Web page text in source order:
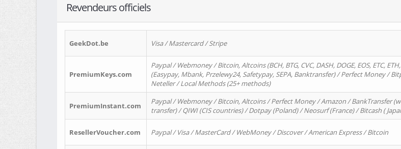
Revendeurs officiels
GeekDot.be Visa / Mastercard / Stripe
PremiumKeys.com
Paypal / Webmoney / Bitcoin, Altcoins (BCH, BTG, CVC, DASH, DOGE, EOS, ETC,
(Easypay, Mbank, Przelewy24, Safetypay, SEPA, Banktransfer) / Perfect Money /
Neteller / Local Methods (25+ methods)
PremiumInstant.com
Paypal / Webmoney / Bitcoin, Altcoins / Perfect Money / Amazon / BankTransfer
transfer) / QIWI (CIS countries) / Dotpay (Poland) / Neosurf (France) / Bitcash (
ResellerVoucher.com Paypal / Visa / MasterCard / WebMoney / Discover / American Express / Bitcoin